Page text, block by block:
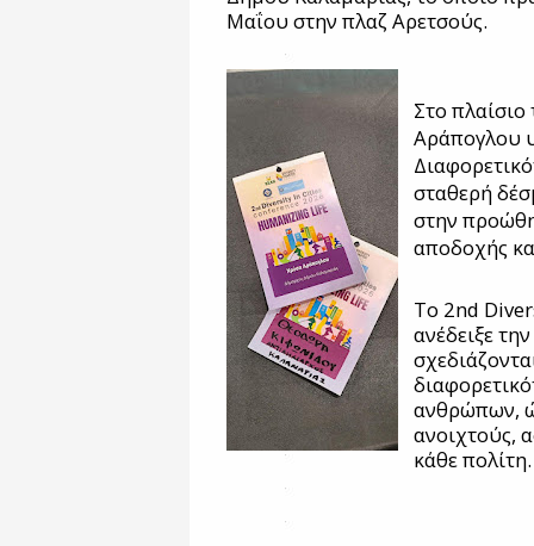
Μαΐου στην πλαζ Αρετσούς.
Στο
Αράπογλου
σταθερή
στην
αποδοχής
Το 2nd
ανέδειξε
ανθρώπων,
ανοιχτούς,
κάθε πολίτη.